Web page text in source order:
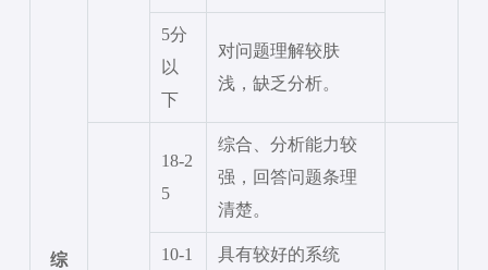
综
5分
以
下
对问题理解较肤
浅，缺乏分析。
18-2
5
综合、分析能力较
强，回答问题条理
清楚。
10-1
具有较好的系统